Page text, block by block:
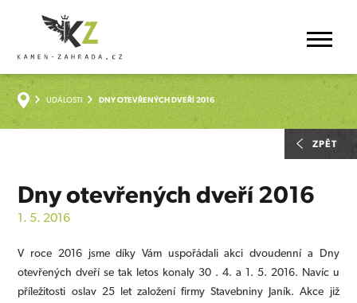
ZPĚT
UDÁLOSTI DNY OTEVŘENÝCH DVEŘÍ 2016
Dny otevřených dveří 2016
1. 5. 2016
V roce 2016 jsme díky Vám uspořádali akci dvoudenní a Dny
otevřených dveří se tak letos konaly 30 . 4. a 1. 5. 2016. Navíc u
příležitosti oslav 25 let založení firmy Stavebniny Janík. Akce již